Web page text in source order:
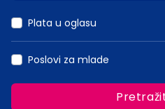
Plata u oglasu
Poslovi za mlade